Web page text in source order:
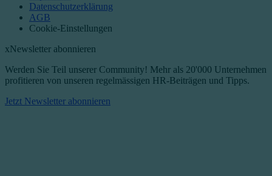
Datenschutzerklärung
AGB
Cookie-Einstellungen
xNewsletter abonnieren
Werden Sie Teil unserer Community! Mehr als 20'000 Unternehmen
profitieren von unseren regelmässigen HR-Beiträgen und Tipps.​
Jetzt Newsletter abonnieren​